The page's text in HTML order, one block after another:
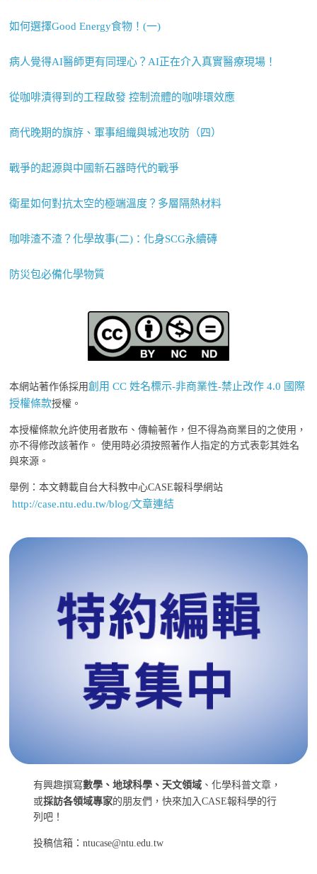
如何選擇Good Energy食物！(一)
病人覺得AI醫師更有同理心？AI正在介入真實醫療現場！
從咖啡漬得到的工程啟發 控制流體的咖啡環效應
商代晚期的旗斿、軍事組織與城池攻防（四）
戰爭的起源與中國新石器時代的戰爭
衛星如何對抗太空的極端溫度？多層隔熱材料
咖啡渣不渣？化學故事(二)：化身SCG永續磚
防災包必備化學物質
本網站著作係採用創用 CC 姓名標示-非商業性-禁止改作 4.0 國際
授權條款授權。
本授權條款允許使用者散布、傳輸著作，但不得為商業目的之使用，
亦不得修改該著作。 使用時必須按照著作人指定的方式表彰其姓名
與來源。
舉例：本文轉載自台大科教中心CASE報科學網站
http://case.ntu.edu.tw/blog/文章連結
有興趣撰寫數學、地球科學、天文領域 、化學科普文章，
或採訪各領域專家的朋友們，快來加入CASE報科學的行
列吧！
投稿信箱：ntucase@ntu.edu.tw